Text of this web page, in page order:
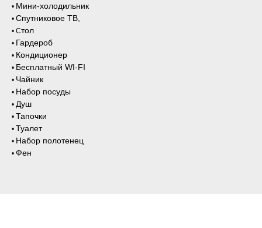
• Мини-холодильник
• Спутниковое ТВ,
• Стол
• Гардероб
• Кондиционер
• Бесплатный WI-FI
• Чайник
• Набор посуды
• Душ
• Тапочки
• Туалет
• Набор полотенец
• Фен